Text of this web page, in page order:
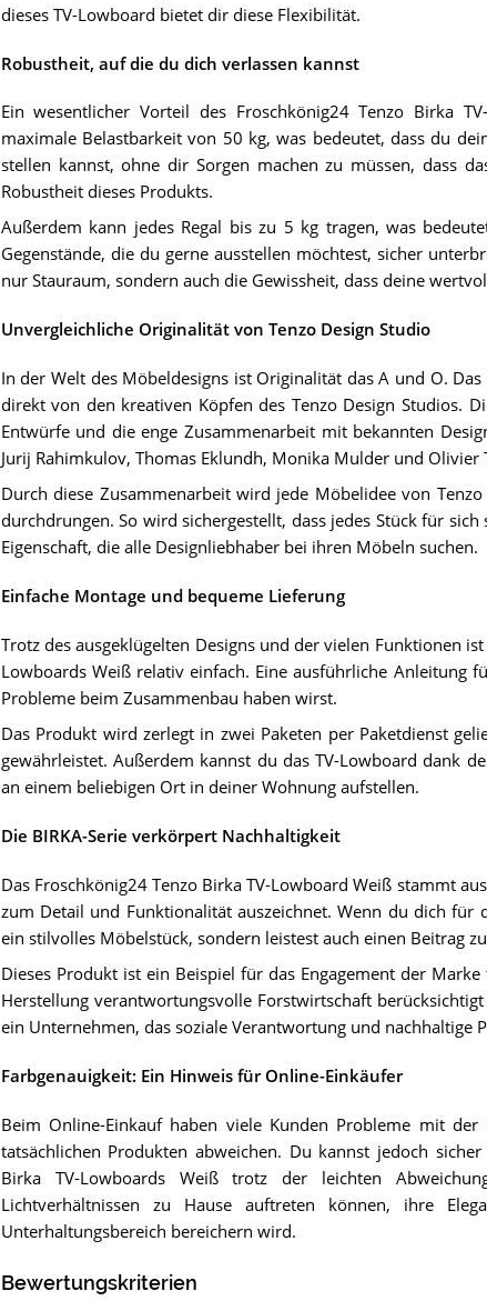
dieses TV-Lowboard bietet dir diese Flexibilität.
Robustheit, auf die du dich verlassen kannst
Ein wesentlicher Vorteil des Froschkönig24 Tenzo Birka
maximale Belastbarkeit von 50 kg, was bedeutet, dass du
stellen kannst, ohne dir Sorgen machen zu müssen, dass
Robustheit dieses Produkts.
Außerdem kann jedes Regal bis zu 5 kg tragen, was
Gegenstände, die du gerne ausstellen möchtest, sicher
nur Stauraum, sondern auch die Gewissheit, dass deine
Unvergleichliche Originalität von Tenzo Design Studio
In der Welt des Möbeldesigns ist Originalität das A und O.
direkt von den kreativen Köpfen des Tenzo Design Studios.
Entwürfe und die enge Zusammenarbeit mit bekannten
Jurij Rahimkulov, Thomas Eklundh, Monika Mulder und Olivier
Durch diese Zusammenarbeit wird jede Möbelidee von
durchdrungen. So wird sichergestellt, dass jedes Stück für
Eigenschaft, die alle Designliebhaber bei ihren Möbeln suchen.
Einfache Montage und bequeme Lieferung
Trotz des ausgeklügelten Designs und der vielen Funktionen
Lowboards Weiß relativ einfach. Eine ausführliche Anleitung
Probleme beim Zusammenbau haben wirst.
Das Produkt wird zerlegt in zwei Paketen per Paketdienst
gewährleistet. Außerdem kannst du das TV-Lowboard dank
an einem beliebigen Ort in deiner Wohnung aufstellen.
Die BIRKA-Serie verkörpert Nachhaltigkeit
Das Froschkönig24 Tenzo Birka TV-Lowboard Weiß stammt
zum Detail und Funktionalität auszeichnet. Wenn du dich für
ein stilvolles Möbelstück, sondern leistest auch einen Beitrag
Dieses Produkt ist ein Beispiel für das Engagement der
Herstellung verantwortungsvolle Forstwirtschaft
ein Unternehmen, das soziale Verantwortung und nachhaltige
Farbgenauigkeit: Ein Hinweis für Online-Einkäufer
Beim Online-Einkauf haben viele Kunden Probleme mit
tatsächlichen Produkten abweichen. Du kannst jedoch
Birka TV-Lowboards Weiß trotz der leichten
Lichtverhältnissen zu Hause auftreten können, ihre
Unterhaltungsbereich bereichern wird.
Bewertungskriterien